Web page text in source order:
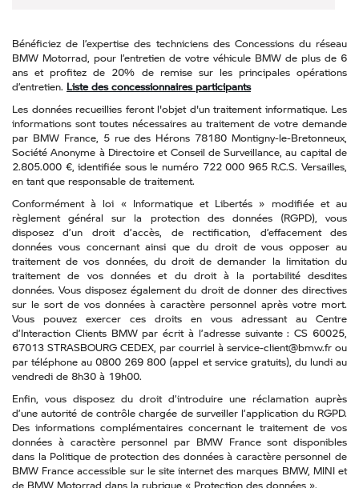
Bénéficiez de l’expertise des techniciens des Concessions du réseau
BMW Motorrad, pour l’entretien de votre véhicule BMW de plus de 6
ans et profitez de 20% de remise sur les principales opérations
d’entretien. Liste des concessionnaires participants
Les données recueillies feront l'objet d'un traitement informatique. Les
informations sont toutes nécessaires au traitement de votre demande
par BMW France, 5 rue des Hérons 78180 Montigny-le-Bretonneux,
Société Anonyme à Directoire et Conseil de Surveillance, au capital de
2.805.000 €, identifiée sous le numéro 722 000 965 R.C.S. Versailles,
en tant que responsable de traitement.
Conformément à loi « Informatique et Libertés » modifiée et au
règlement général sur la protection des données (RGPD), vous
disposez d’un droit d’accès, de rectification, d’effacement des
données vous concernant ainsi que du droit de vous opposer au
traitement de vos données, du droit de demander la limitation du
traitement de vos données et du droit à la portabilité desdites
données. Vous disposez également du droit de donner des directives
sur le sort de vos données à caractère personnel après votre mort.
Vous pouvez exercer ces droits en vous adressant au Centre
d’Interaction Clients BMW par écrit à l’adresse suivante : CS 60025,
67013 STRASBOURG CEDEX, par courriel à service-client@bmw.fr ou
par téléphone au 0800 269 800 (appel et service gratuits), du lundi au
vendredi de 8h30 à 19h00.
Enfin, vous disposez du droit d’introduire une réclamation auprès
d’une autorité de contrôle chargée de surveiller l’application du RGPD.
Des informations complémentaires concernant le traitement de vos
données à caractère personnel par BMW France sont disponibles
dans la Politique de protection des données à caractère personnel de
BMW France accessible sur le site internet des marques BMW, MINI et
de BMW Motorrad dans la rubrique « Protection des données ».